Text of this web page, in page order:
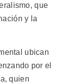
que
y la
ubican
por el
quien